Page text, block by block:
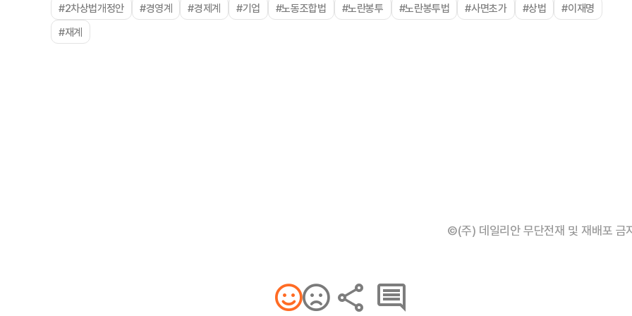
#2차상법개정안 #경영계 #경제계 #기업 #노동조합법 #노란봉투 #노란봉투법 #사면초가 #상법
#이재명
#재계
©(주) 데일리안 무단전재 및 재배포 금